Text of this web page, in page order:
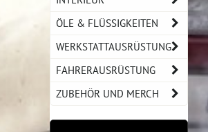
ÖLE & FLÜSSIGKEITEN
WERKSTATTAUSRÜSTUNG
FAHRERAUSRÜSTUNG
ZUBEHÖR UND MERCH